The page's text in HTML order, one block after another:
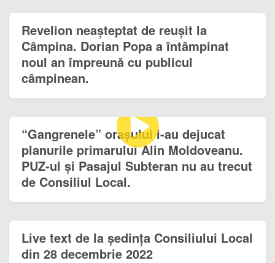
Revelion neașteptat de reușit la
Câmpina. Dorian Popa a întâmpinat
noul an împreună cu publicul
câmpinean.
“Gangrenele” orașului i-au dejucat
planurile primarului Alin Moldoveanu.
PUZ-ul și Pasajul Subteran nu au trecut
de Consiliul Local.
Live text de la ședința Consiliului Local
din 28 decembrie 2022